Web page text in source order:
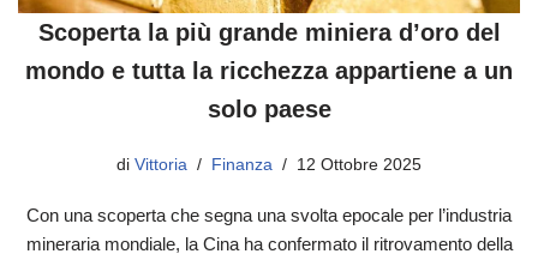
Scoperta la più grande miniera d’oro del
mondo e tutta la ricchezza appartiene a un
solo paese
di Vittoria Finanza 12 Ottobre 2025
Con una scoperta che segna una svolta epocale per l’industria
mineraria mondiale, la Cina ha confermato il ritrovamento della